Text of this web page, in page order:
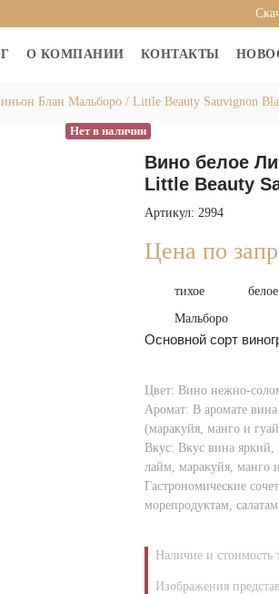
О КОМПАНИИ КОНТАКТЫ
Блан Мальборо / Little Beauty Sauvignon
Нет в наличии
Вино белое
Little Beauty
Артикул: 2994
Цена по
тихое белое
Мальборо
Основной сорт
Цвет: Вино нежно-
Аромат: В аромате
(маракуйя, манго и
Вкус: Вкус вина
лайм, маракуйя, манго
Гастрономические
морепродуктам,
Наличие и стоимость
Изображения